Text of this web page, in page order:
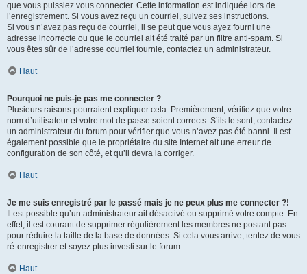
que vous puissiez vous connecter. Cette information est indiquée lors de
l’enregistrement. Si vous avez reçu un courriel, suivez ses instructions.
Si vous n’avez pas reçu de courriel, il se peut que vous ayez fourni une
adresse incorrecte ou que le courriel ait été traité par un filtre anti-spam. Si
vous êtes sûr de l’adresse courriel fournie, contactez un administrateur.
Haut
Pourquoi ne puis-je pas me connecter ?
Plusieurs raisons pourraient expliquer cela. Premièrement, vérifiez que votre
nom d’utilisateur et votre mot de passe soient corrects. S’ils le sont, contactez
un administrateur du forum pour vérifier que vous n’avez pas été banni. Il est
également possible que le propriétaire du site Internet ait une erreur de
configuration de son côté, et qu’il devra la corriger.
Haut
Je me suis enregistré par le passé mais je ne peux plus me connecter ?!
Il est possible qu’un administrateur ait désactivé ou supprimé votre compte. En
effet, il est courant de supprimer régulièrement les membres ne postant pas
pour réduire la taille de la base de données. Si cela vous arrive, tentez de vous
ré-enregistrer et soyez plus investi sur le forum.
Haut